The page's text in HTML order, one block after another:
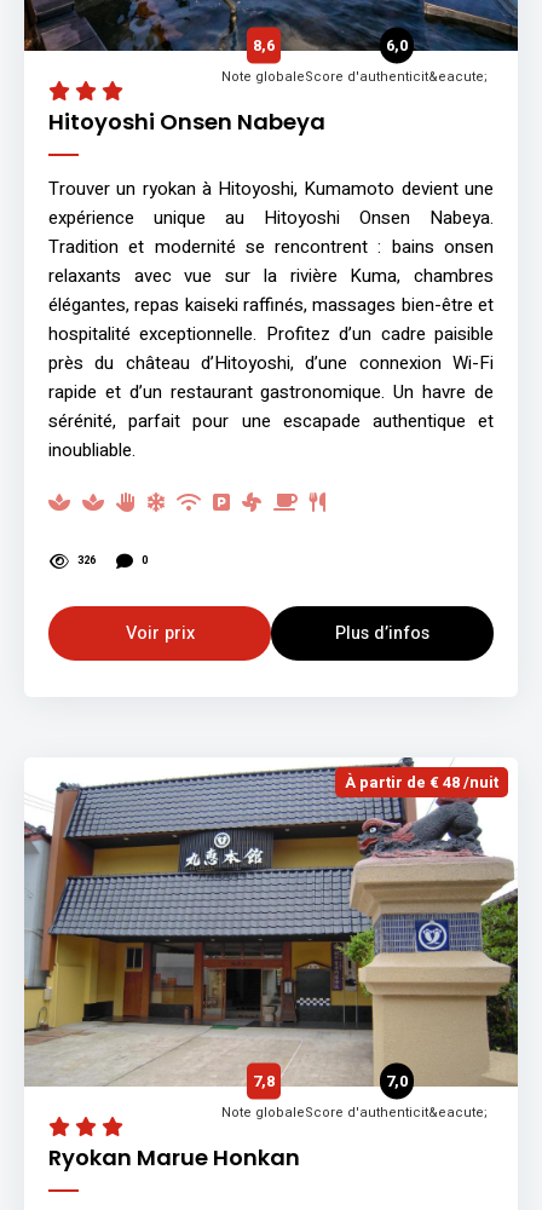
Hitoyoshi Onsen Nabeya
8,6
Note globale
6,0
Score d'authenticit&eacute;
Trouver un ryokan à Hitoyoshi, Kumamoto devient une
expérience unique au Hitoyoshi Onsen Nabeya.
Tradition et modernité se rencontrent : bains onsen
relaxants avec vue sur la rivière Kuma, chambres
élégantes, repas kaiseki raffinés, massages bien-être et
hospitalité exceptionnelle. Profitez d’un cadre paisible
près du château d’Hitoyoshi, d’une connexion Wi-Fi
rapide et d’un restaurant gastronomique. Un havre de
sérénité, parfait pour une escapade authentique et
inoubliable.
326 0
Voir prix Plus d’infos
À partir de € 48 /nuit
Ryokan Marue Honkan
7,8
Note globale
7,0
Score d'authenticit&eacute;